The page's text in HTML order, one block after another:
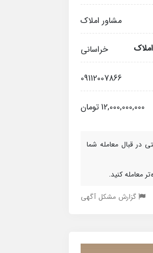
مشاور املاک
خراسانی
09112007866
12,000,000,000 تومان
در قبال معامله شما
معامله کنید.
گزارش مشکل آگهی